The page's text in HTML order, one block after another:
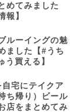
めてみました
報】
ルーイングの魅
ました【#うち
う買える】
宅にテイクア
ち帰り）ビール
店をまとめてみ